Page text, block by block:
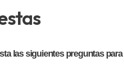
las siguientes preguntas